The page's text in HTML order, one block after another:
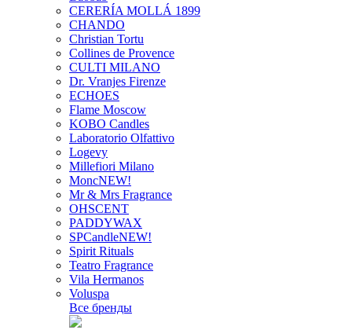
CERERÍA MOLLÁ 1899
CHANDO
Christian Tortu
Collines de Provence
CULTI MILANO
Dr. Vranjes Firenze
ECHOES
Flame Moscow
KOBO Candles
Laboratorio Olfattivo
Logevy
Millefiori Milano
MoncNEW!
Mr & Mrs Fragrance
OHSCENT
PADDYWAX
SPCandleNEW!
Spirit Rituals
Teatro Fragrance
Vila Hermanos
Voluspa
Все бренды